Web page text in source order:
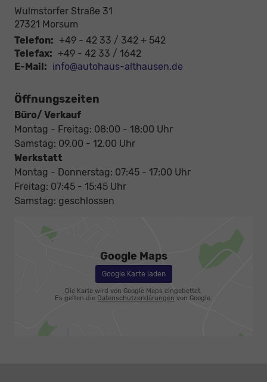
Wulmstorfer Straße 31
27321 Morsum
Telefon: +49 - 42 33 / 342 + 542
Telefax: +49 - 42 33 / 1642
E-Mail: info@autohaus-althausen.de
Öffnungszeiten
Büro/ Verkauf
Montag - Freitag: 08:00 - 18:00 Uhr
Samstag: 09.00 - 12.00 Uhr
Werkstatt
Montag - Donnerstag: 07:45 - 17:00 Uhr
Freitag: 07:45 - 15:45 Uhr
Samstag: geschlossen
Google Maps
Google Karte laden
Die Karte wird von Google Maps eingebettet.
Es gelten die Datenschutzerklärungen von Google.